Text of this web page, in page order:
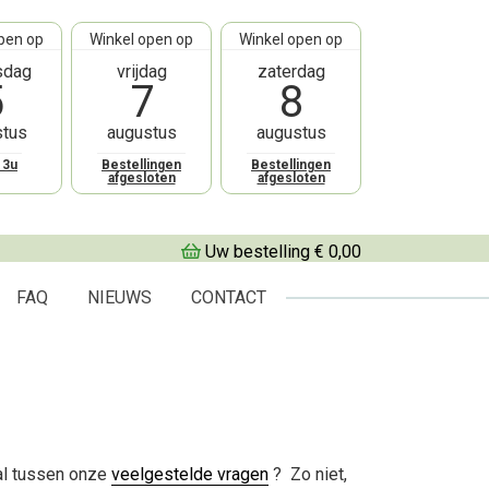
Winkel open op
zaterdag
8
augustus
Bestellingen
afgesloten
Winkel open op
vrijdag
7
augustus
Bestellingen
afgesloten
op
Uw bestelling € 0,00
FAQ NIEUWS CONTACT
tussen onze veelgestelde vragen ? Zo niet,